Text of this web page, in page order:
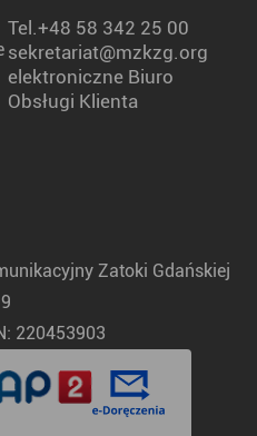
Tel.+48 58 342 25 00
sekretariat@mzkzg.org
elektroniczne Biuro
Obsługi Klienta
Zatoki Gdańskiej
220453903